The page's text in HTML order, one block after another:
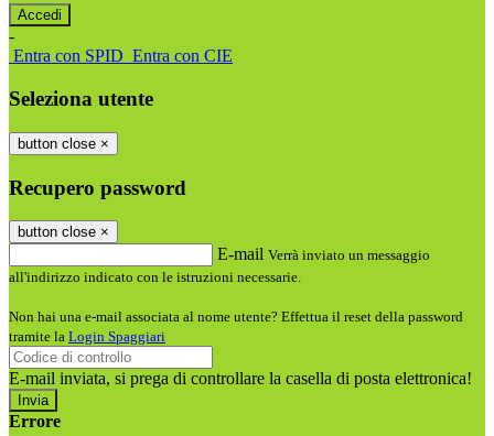
-
Entra con SPID Entra con CIE
Seleziona utente
button close ×
Recupero password
button close ×
E-mail Verrà inviato un messaggio
all'indirizzo indicato con le istruzioni necessarie.
Non hai una e-mail associata al nome utente? Effettua il reset della password
tramite la Login Spaggiari
E-mail inviata, si prega di controllare la casella di posta elettronica!
Errore